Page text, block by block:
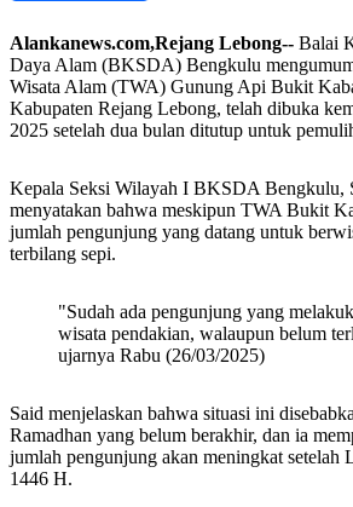
Alankanews.com,Rejang Lebong-- Balai
Daya Alam (BKSDA) Bengkulu
Wisata Alam (TWA) Gunung Api Bukit
Kabupaten Rejang Lebong, telah dibuka
2025 setelah dua bulan ditutup untuk
Kepala Seksi Wilayah I BKSDA Bengkulu,
menyatakan bahwa meskipun TWA Bukit
jumlah pengunjung yang datang untuk
terbilang sepi.
"Sudah ada pengunjung yang
wisata pendakian, walaupun belum
ujarnya Rabu (26/03/2025)
Said menjelaskan bahwa situasi ini
Ramadhan yang belum berakhir, dan ia
jumlah pengunjung akan meningkat setelah
1446 H.